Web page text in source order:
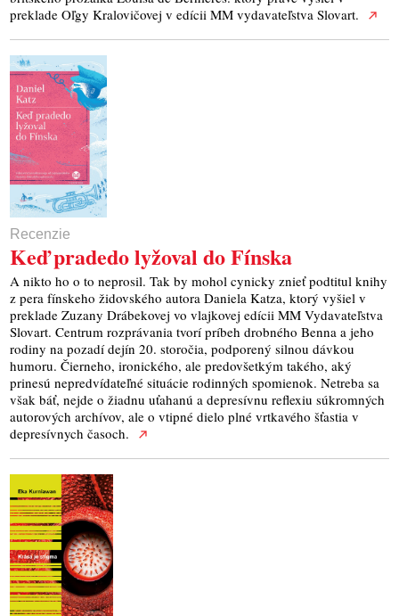
preklade Oľgy Kralovičovej v edícii MM vydavateľstva Slovart.
Recenzie
Keď pradedo lyžoval do Fínska
A nikto ho o to neprosil. Tak by mohol cynicky znieť podtitul knihy
z pera fínskeho židovského autora Daniela Katza, ktorý vyšiel v
preklade Zuzany Drábekovej vo vlajkovej edícii MM Vydavateľstva
Slovart. Centrum rozprávania tvorí príbeh drobného Benna a jeho
rodiny na pozadí dejín 20. storočia, podporený silnou dávkou
humoru. Čierneho, ironického, ale predovšetkým takého, aký
prinesú nepredvídateľné situácie rodinných spomienok. Netreba sa
však báť, nejde o žiadnu uťahanú a depresívnu reflexiu súkromných
autorových archívov, ale o vtipné dielo plné vrtkavého šťastia v
depresívnych časoch.